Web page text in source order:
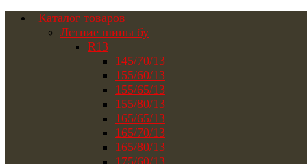
Каталог товаров
Летние шины бу
R13
145/70/13
155/60/13
155/65/13
155/80/13
165/65/13
165/70/13
165/80/13
175/60/13